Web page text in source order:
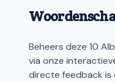
Beheers deze 10
via onze
directe feedback is